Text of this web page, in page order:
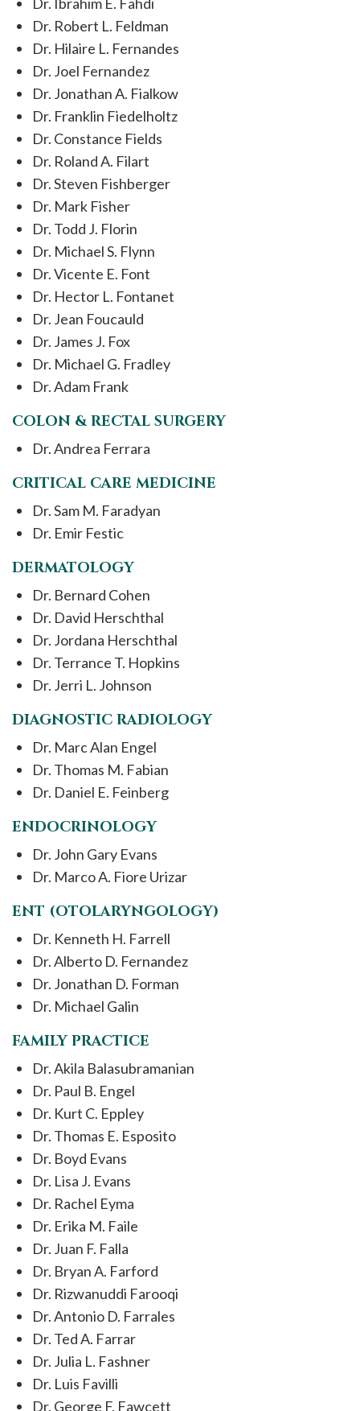
Dr. Robert L. Feldman
Dr. Hilaire L. Fernandes
Dr. Joel Fernandez
Dr. Jonathan A. Fialkow
Dr. Franklin Fiedelholtz
Dr. Constance Fields
Dr. Roland A. Filart
Dr. Steven Fishberger
Dr. Mark Fisher
Dr. Todd J. Florin
Dr. Michael S. Flynn
Dr. Vicente E. Font
Dr. Hector L. Fontanet
Dr. Jean Foucauld
Dr. James J. Fox
Dr. Michael G. Fradley
Dr. Adam Frank
COLON & RECTAL SURGERY
Dr. Andrea Ferrara
CRITICAL CARE MEDICINE
Dr. Sam M. Faradyan
Dr. Emir Festic
DERMATOLOGY
Dr. Bernard Cohen
Dr. David Herschthal
Dr. Jordana Herschthal
Dr. Terrance T. Hopkins
Dr. Jerri L. Johnson
DIAGNOSTIC RADIOLOGY
Dr. Marc Alan Engel
Dr. Thomas M. Fabian
Dr. Daniel E. Feinberg
ENDOCRINOLOGY
Dr. John Gary Evans
Dr. Marco A. Fiore Urizar
ENT (OTOLARYNGOLOGY)
Dr. Kenneth H. Farrell
Dr. Alberto D. Fernandez
Dr. Jonathan D. Forman
Dr. Michael Galin
FAMILY PRACTICE
Dr. Akila Balasubramanian
Dr. Paul B. Engel
Dr. Kurt C. Eppley
Dr. Thomas E. Esposito
Dr. Boyd Evans
Dr. Lisa J. Evans
Dr. Rachel Eyma
Dr. Erika M. Faile
Dr. Juan F. Falla
Dr. Bryan A. Farford
Dr. Rizwanuddi Farooqi
Dr. Antonio D. Farrales
Dr. Ted A. Farrar
Dr. Julia L. Fashner
Dr. Luis Favilli
Dr. George F. Fawcett